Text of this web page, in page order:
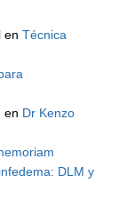
enTécnica
en Dr Kenzo
DLM y